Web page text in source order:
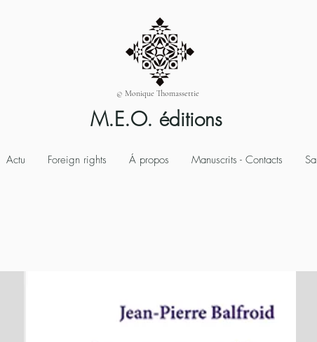
© Monique Thomassettie
M.E.O. éditions
Actu Foreign rights Á propos Manuscrits - Contacts